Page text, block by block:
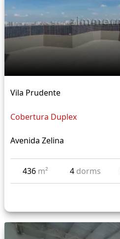
Vila Prudente
Cobertura Duplex
Avenida Zelina
436 m² 4 dorms